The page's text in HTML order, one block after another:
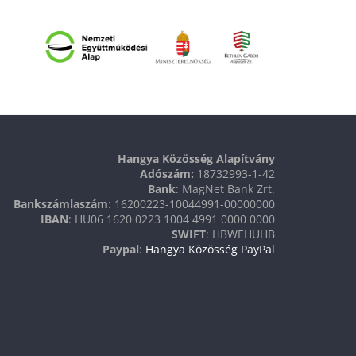
Hangya Közösség Alapítvány
Adószám: 18732993-1-42
Bank: MagNet Bank Zrt.
Bankszámlaszám: 16200223-10044991-00000000
IBAN: HU06 1620 0223 1004 4991 0000 0000
SWIFT: HBWEHUHB
Paypal: Hangya Közösség PayPal